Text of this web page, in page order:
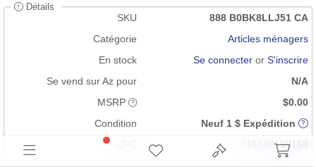
Détails
SKU
888 B0BK8LLJ51 CA
Catégorie
Articles ménagers
En stock
Se connecter or S'inscrire
Se vend sur Az pour
N/A
MSRP
$0.00
Condition
Neuf 1 $ Expédition
016145159168
016145158766